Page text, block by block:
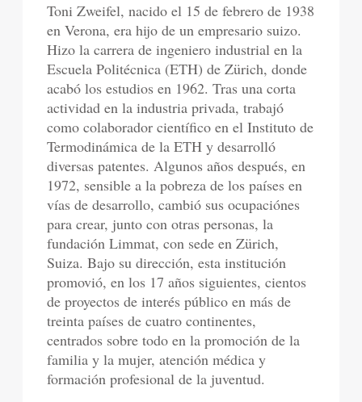
Toni Zweifel, nacido el 15 de febrero de 1938
en Verona, era hijo de un empresario suizo.
Hizo la carrera de ingeniero industrial en la
Escuela Politécnica (ETH) de Zürich, donde
acabó los estudios en 1962. Tras una corta
actividad en la industria privada, trabajó
como colaborador científico en el Instituto de
Termodinámica de la ETH y desarrolló
diversas patentes. Algunos años después, en
1972, sensible a la pobreza de los países en
vías de desarrollo, cambió sus ocupaciónes
para crear, junto con otras personas, la
fundación Limmat, con sede en Zürich,
Suiza. Bajo su dirección, esta institución
promovió, en los 17 años siguientes, cientos
de proyectos de interés público en más de
treinta países de cuatro continentes,
centrados sobre todo en la promoción de la
familia y la mujer, atención médica y
formación profesional de la juventud.